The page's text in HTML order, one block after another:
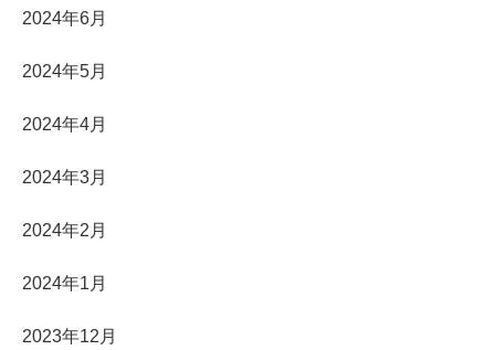
2024年6月
2024年5月
2024年4月
2024年3月
2024年2月
2024年1月
2023年12月